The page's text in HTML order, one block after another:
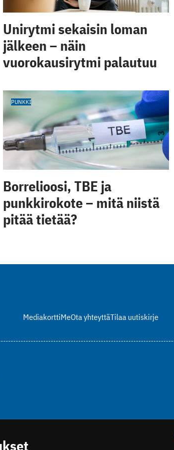
Unirytmi sekaisin loman
jälkeen – näin
vuorokausirytmi palautuu
PUNKKI
Borrelioosi, TBE ja
punkkirokote – mitä niistä
pitää tietää?
MediakorttiMeOta yhteyttäTilaa uutiskirje